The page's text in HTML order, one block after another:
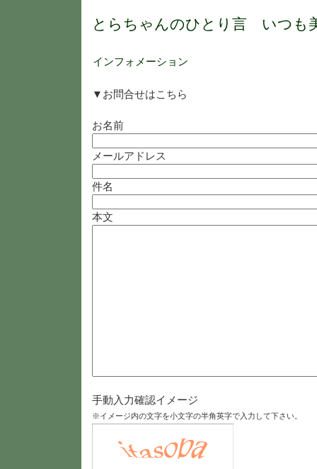
とらちゃんのひとり言 いつも
インフォメーション
▼お問合せはこちら
お名前
メールアドレス
件名
本文
手動入力確認イメージ
※イメージ内の文字を小文字の半角英字で入力して下さい。